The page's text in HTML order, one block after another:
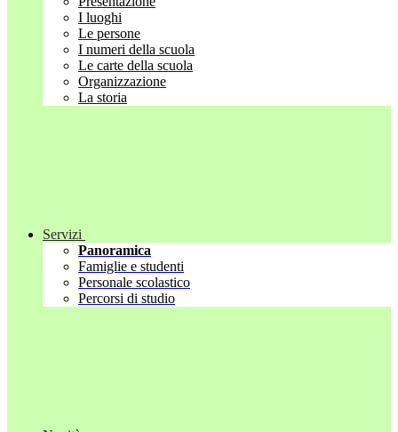
I luoghi
Le persone
I numeri della scuola
Le carte della scuola
Organizzazione
La storia
Servizi
Panoramica
Famiglie e studenti
Personale scolastico
Percorsi di studio